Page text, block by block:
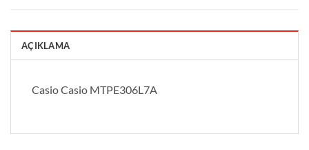
AÇIKLAMA
Casio Casio MTPE306L7A